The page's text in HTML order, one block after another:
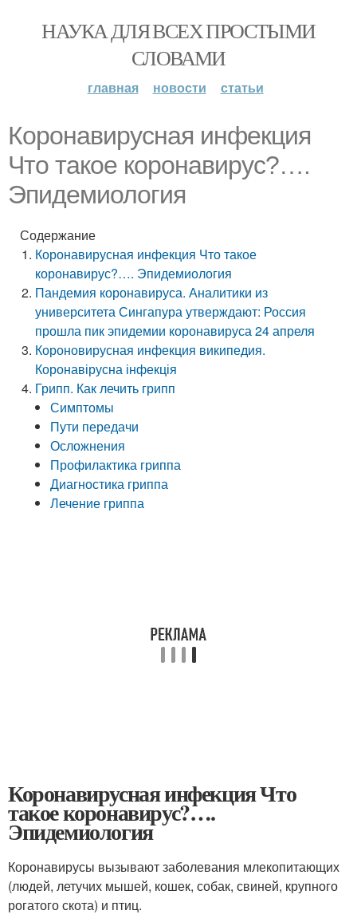
НАУКА ДЛЯ ВСЕХ ПРОСТЫМИ
СЛОВАМИ
главная новости статьи
Коронавирусная инфекция
Что такое коронавирус?….
Эпидемиология
Содержание
Коронавирусная инфекция Что такое
коронавирус?…. Эпидемиология
Пандемия коронавируса. Аналитики из
университета Сингапура утверждают: Россия
прошла пик эпидемии коронавируса 24 апреля
Короновирусная инфекция википедия.
Коронавірусна інфекція
Грипп. Как лечить грипп
Симптомы
Пути передачи
Осложнения
Профилактика гриппа
Диагностика гриппа
Лечение гриппа
Коронавирусная инфекция Что
такое коронавирус?….
Эпидемиология
Коронавирусы вызывают заболевания млекопитающих
(людей, летучих мышей, кошек, собак, свиней, крупного
рогатого скота) и птиц.